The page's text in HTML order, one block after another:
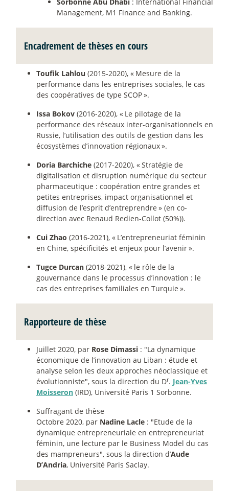
Management, M1 Finance and Banking.
Encadrement de thèses en cours
Toufik Lahlou (2015-2020), « Mesure de la
performance dans les entreprises sociales, le cas
des coopératives de type SCOP».
Issa Bokov (2016-2020), « Le pilotage de la
performance des réseaux inter-organisationnels en
Russie, l’utilisation des outils de gestion dans les
écosystèmes d’innovation régionaux».
Doria Barchiche (2017-2020), «Stratégie de
digitalisation et disruption numérique du secteur
pharmaceutique : coopération entre grandes et
petites entreprises, impact organisationnel et
diffusion de l’esprit d’entreprendre » (en co-
direction avec Renaud Redien-Collot (50%)).
Cui Zhao (2016-2021), « L’entrepreneuriat féminin
en Chine, spécificités et enjeux pour l’avenir».
Tugce Durcan (2018-2021), « le rôle de la
gouvernance dans le processus d’innovation : le
cas des entreprises familiales en Turquie ».
Rapporteure de thèse
Juillet 2020, par Rose Dimassi : "La dynamique
économique de l’innovation au Liban : étude et
analyse selon les deux approches néoclassique et
évolutionniste", sous la direction du Dr. Jean-Yves
Moisseron (IRD), Université Paris 1 Sorbonne.
Suffragant de thèse
Octobre 2020, par Nadine Lacle : "Etude de la
dynamique entrepreneuriale en entrepreneuriat
féminin, une lecture par le Business Model du cas
des mampreneurs", sous la direction d’Aude
D’Andria, Université Paris Saclay.